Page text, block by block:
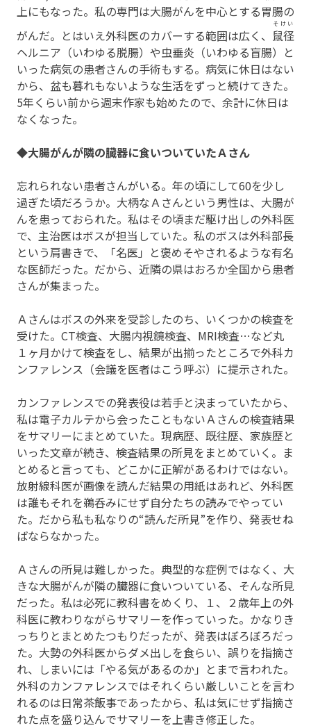
上にもなった。私の専門は大腸がんを中心とする胃腸の
がんだ。とはいえ外科医のカバーする範囲は広く、 鼠径
そけい
ヘルニア（いわゆる脱腸）や虫垂炎（いわゆる盲腸）と
いった病気の患者さんの手術もする。病気に休日はない
から、盆も暮れもないような生活をずっと続けてきた。
5年くらい前から週末作家も始めたので、余計に休日は
なくなった。
◆大腸がんが隣の臓器に食いついていたＡさん
忘れられない患者さんがいる。年の頃にして60を少し
過ぎた頃だろうか。大柄なＡさんという男性は、大腸が
んを患っておられた。私はその頃まだ駆け出しの外科医
で、主治医はボスが担当していた。私のボスは外科部長
という肩書きで、「名医」と褒めそやされるような有名
な医師だった。だから、近隣の県はおろか全国から患者
さんが集まった。
Ａさんはボスの外来を受診したのち、いくつかの検査を
受けた。CT検査、大腸内視鏡検査、MRI検査…など丸
１ヶ月かけて検査をし、結果が出揃ったところで外科カ
ンファレンス（会議を医者はこう呼ぶ）に提示された。
カンファレンスでの発表役は若手と決まっていたから、
私は電子カルテから会ったこともないＡさんの検査結果
をサマリーにまとめていた。現病歴、既往歴、家族歴と
いった文章が続き、検査結果の所見をまとめていく。ま
とめると言っても、どこかに正解があるわけではない。
放射線科医が画像を読んだ結果の用紙はあれど、外科医
は誰もそれを鵜呑みにせず自分たちの読みでやってい
た。だから私も私なりの“読んだ所見”を作り、発表せね
ばならなかった。
Ａさんの所見は難しかった。典型的な症例ではなく、大
きな大腸がんが隣の臓器に食いついている、そんな所見
だった。私は必死に教科書をめくり、１、２歳年上の外
科医に教わりながらサマリーを作っていった。かなりき
っちりとまとめたつもりだったが、発表はぼろぼろだっ
た。大勢の外科医からダメ出しを食らい、誤りを指摘さ
れ、しまいには「やる気があるのか」とまで言われた。
外科のカンファレンスではそれくらい厳しいことを言わ
れるのは日常茶飯事であったから、私は気にせず指摘さ
れた点を盛り込んでサマリーを上書き修正した。